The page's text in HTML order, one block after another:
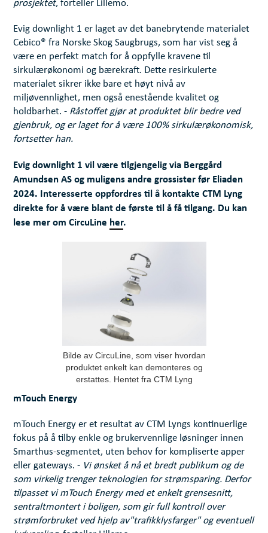
prosjektet, forteller Lillemo.
Evig downlight 1 er laget av det banebrytende materialet
Cebico® fra Norske Skog Saugbrugs, som har vist seg å
være en perfekt match for å oppfylle kravene til
sirkulærøkonomi og bærekraft. Dette resirkulerte
materialet sikrer ikke bare et høyt nivå av
miljøvennlighet, men også enestående kvalitet og
holdbarhet. - Råstoffet gjør at produktet blir bedre ved
gjenbruk, og er laget for å være 100% sirkulærøkonomisk,
fortsetter han.
Evig downlight 1 vil være tilgjengelig via Berggård
Amundsen AS og muligens andre grossister før Eliaden
2024. Interesserte oppfordres til å kontakte CTM Lyng
direkte for å være blant de første til å få tilgang. Du kan
lese mer om CircuLine her.
Bilde av CircuLine, som viser hvordan
produktet enkelt kan demonteres og
erstattes. Hentet fra CTM Lyng
mTouch Energy
mTouch Energy er et resultat av CTM Lyngs kontinuerlige
fokus på å tilby enkle og brukervennlige løsninger innen
Smarthus-segmentet, uten behov for kompliserte apper
eller gateways. - Vi ønsket å nå et bredt publikum og de
som virkelig trenger teknologien for strømsparing. Derfor
tilpasset vi mTouch Energy med et enkelt grensesnitt,
sentraltmontert i boligen, som gir full kontroll over
strømforbruket ved hjelp av"trafikklysfarger" og eventuell